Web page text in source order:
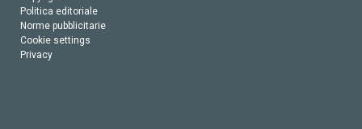
Politica editoriale
Norme pubblicitarie
Cookie settings
Privacy